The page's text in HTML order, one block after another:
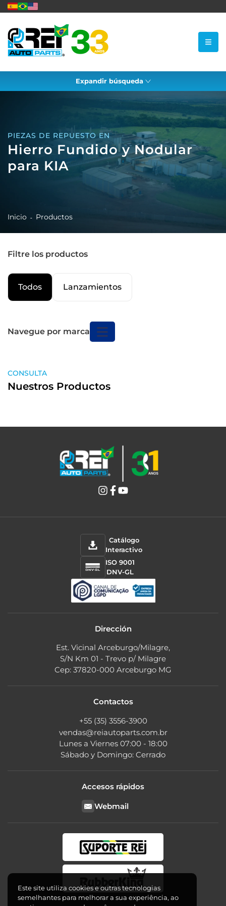
Expandir búsqueda
PIEZAS DE REPUESTO EN
Hierro Fundido y Nodular
para KIA
Inicio Productos
Filtre los productos
Todos Lanzamientos
Navegue por marca
CONSULTA
Nuestros Productos
Catálogo
Interactivo
ISO 9001
DNV-GL
Dirección
Est. Vicinal Arceburgo/Milagre,
S/N Km 01 - Trevo p/ Milagre
Cep: 37820-000 Arceburgo MG
Contactos
+55 (35) 3556-3900
vendas@reiautoparts.com.br
Lunes a Viernes 07:00 - 18:00
Sábado y Domingo: Cerrado
Accesos rápidos
Webmail
Este site utiliza cookies e outras tecnologias
semelhantes para melhorar a sua experiência, ao